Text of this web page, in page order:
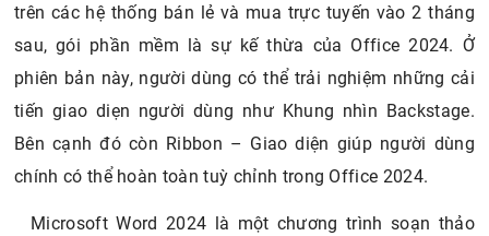
trên các hệ thống bán lẻ và mua trực tuyến vào 2 tháng
sau, gói phần mềm là sự kế thừa của Office 2024. Ở
phiên bản này, người dùng có thể trải nghiệm những cải
tiến giao diẹn người dùng như Khung nhìn Backstage.
Bên cạnh đó còn Ribbon – Giao diện giúp người dùng
chính có thể hoàn toàn tuỳ chỉnh trong Office 2024.
Microsoft Word 2024 là một chương trình soạn thảo